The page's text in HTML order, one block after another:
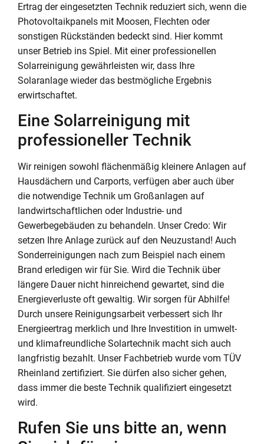
Ertrag der eingesetzten Technik reduziert sich, wenn die
Photovoltaikpanels mit Moosen, Flechten oder
sonstigen Rückständen bedeckt sind. Hier kommt
unser Betrieb ins Spiel. Mit einer professionellen
Solarreinigung gewährleisten wir, dass Ihre
Solaranlage wieder das bestmögliche Ergebnis
erwirtschaftet.
Eine Solarreinigung mit
professioneller Technik
Wir reinigen sowohl flächenmäßig kleinere Anlagen auf
Hausdächern und Carports, verfügen aber auch über
die notwendige Technik um Großanlagen auf
landwirtschaftlichen oder Industrie- und
Gewerbegebäuden zu behandeln. Unser Credo: Wir
setzen Ihre Anlage zurück auf den Neuzustand! Auch
Sonderreinigungen nach zum Beispiel nach einem
Brand erledigen wir für Sie. Wird die Technik über
längere Dauer nicht hinreichend gewartet, sind die
Energieverluste oft gewaltig. Wir sorgen für Abhilfe!
Durch unsere Reinigungsarbeit verbessert sich Ihr
Energieertrag merklich und Ihre Investition in umwelt-
und klimafreundliche Solartechnik macht sich auch
langfristig bezahlt. Unser Fachbetrieb wurde vom TÜV
Rheinland zertifiziert. Sie dürfen also sicher gehen,
dass immer die beste Technik qualifiziert eingesetzt
wird.
Rufen Sie uns bitte an, wenn